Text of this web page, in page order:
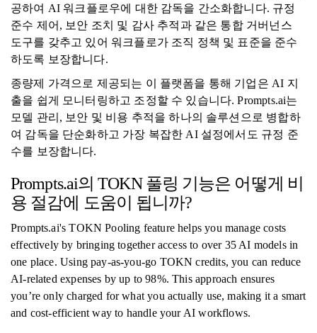
공하여 AI 워크플로우에 대한 감독을 간소화합니다. 규정
준수 제어, 보안 조치 및 감사 추적과 같은 통합 거버넌스
도구를 갖추고 있어 워크플로가 조직 정책 및 표준을 준수
하도록 보장합니다.
종량제 가격으로 제공되는 이 플랫폼을 통해 기업은 AI 지
출을 쉽게 모니터링하고 조정할 수 있습니다. Prompts.ai는
모델 관리, 보안 및 비용 추적을 하나의 솔루션으로 병합하
여 감독을 단순화하고 가장 복잡한 AI 설정에서도 규정 준
수를 보장합니다.
Prompts.ai의 TOKN 풀링 기능은 어떻게 비
용 절감에 도움이 됩니까?
Prompts.ai's TOKN Pooling feature helps you manage costs
effectively by bringing together access to over 35 AI models in
one place. Using pay-as-you-go TOKN credits, you can reduce
AI-related expenses by up to 98%. This approach ensures
you’re only charged for what you actually use, making it a smart
and cost-efficient way to handle your AI workflows.